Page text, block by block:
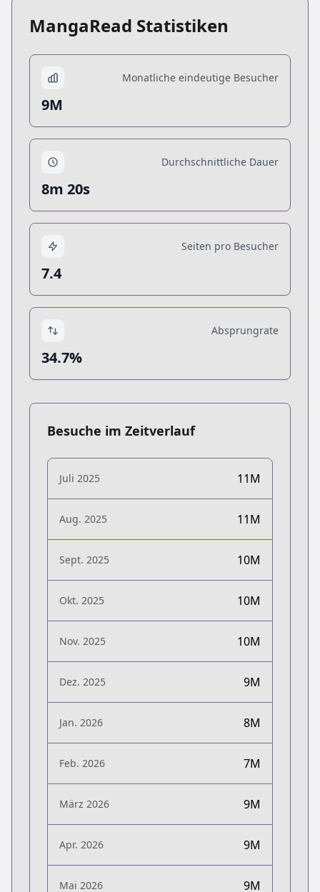
MangaRead Statistiken
Monatliche eindeutige Besucher
9M
Durchschnittliche Dauer
8m 20s
Seiten pro Besucher
7.4
Absprungrate
34.7%
Besuche im Zeitverlauf
Juli 2025 11M
Aug. 2025 11M
Sept. 2025 10M
Okt. 2025 10M
Nov. 2025 10M
Dez. 2025 9M
Jan. 2026 8M
Feb. 2026 7M
März 2026 9M
Apr. 2026 9M
Mai 2026 9M